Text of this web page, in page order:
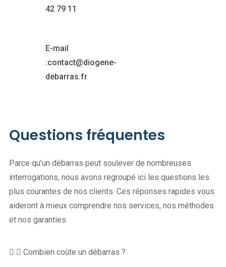
42 79 11
E-mail
:contact@diogene-
debarras.fr
Questions fréquentes
Parce qu’un débarras peut soulever de nombreuses
interrogations, nous avons regroupé ici les questions les
plus courantes de nos clients. Ces réponses rapides vous
aideront à mieux comprendre nos services, nos méthodes
et nos garanties.
Combien coûte un débarras ?